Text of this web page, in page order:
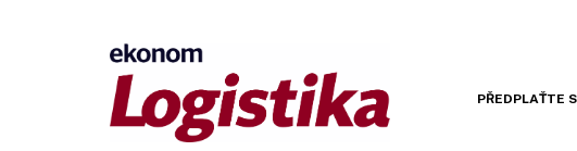
PŘEDPLAŤTE